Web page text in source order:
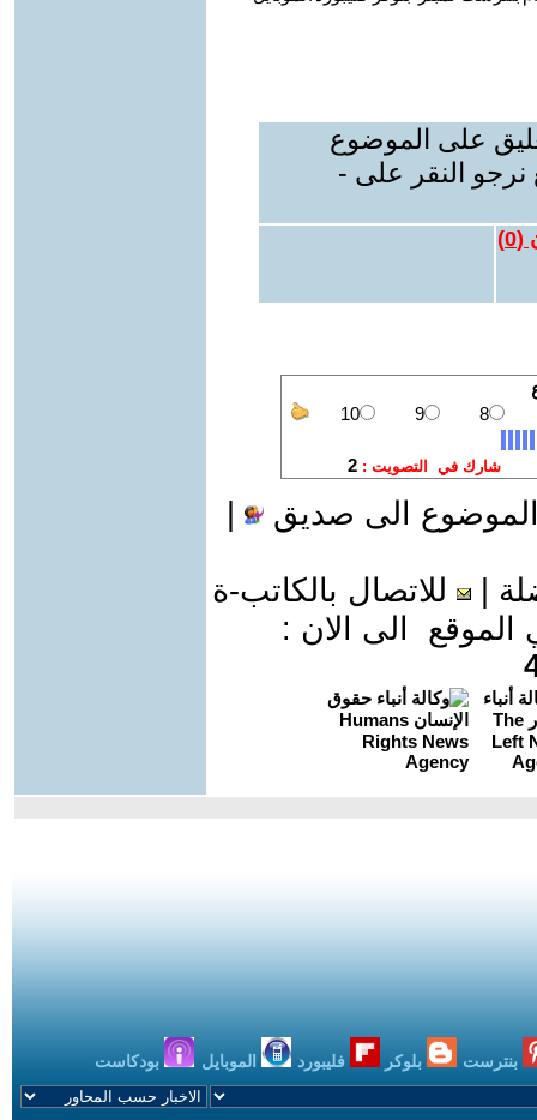
على الموضوع
نرجو النقر على -
(
0
)
الى صديق
للاتصال بالكاتب-ة
الى الان :
بنترست بلوكر فليبورد الموبايل بودكاست